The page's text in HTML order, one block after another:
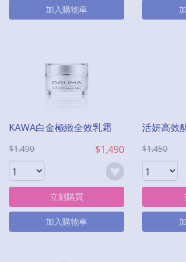
加入購物車
KAWA白金極緻全效乳霜
$1,490 $1,490
立刻購買
加入購物車
活妍高效
$1,450